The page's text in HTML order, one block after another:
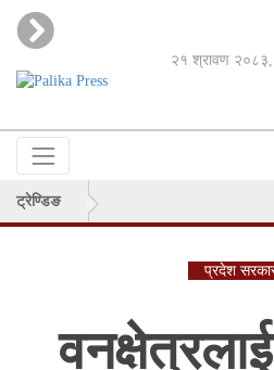
२१ श्रावण २०८३,
ट्रेण्डिङ
प्रदेश